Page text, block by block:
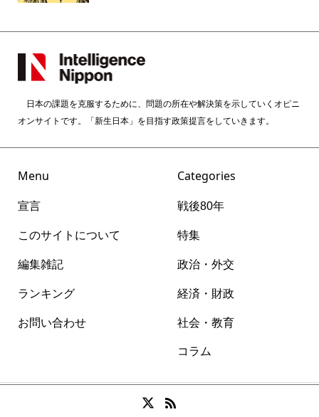
日本の課題を克服するために、問題の所在や解決策を示していくオピニ
オンサイトです。「新生日本」を目指す政策提言をしていきます。
Menu
宣言
このサイトについて
編集雑記
ランキング
お問い合わせ
Categories
戦後80年
特集
政治・外交
経済・財政
社会・教育
コラム